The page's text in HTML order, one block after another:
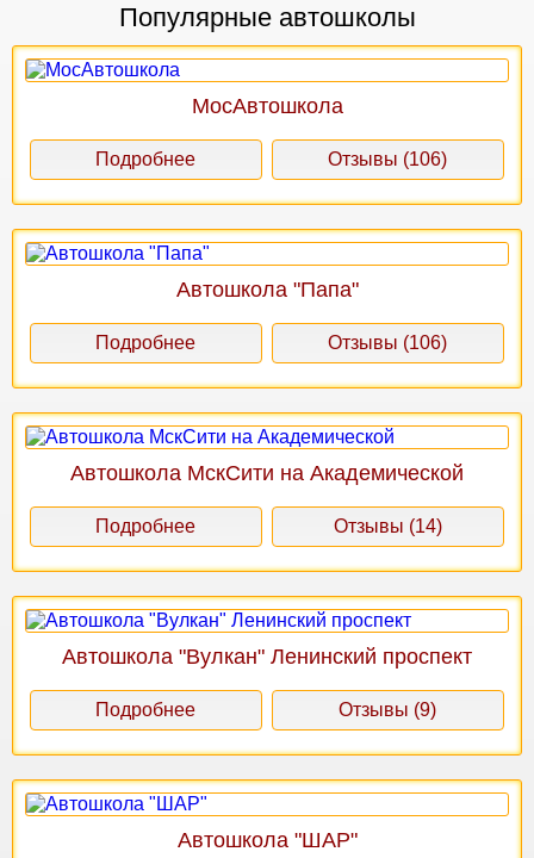
Популярные автошколы
МосАвтошкола
Подробнее Отзывы (106)
Автошкола "Папа"
Подробнее Отзывы (106)
Автошкола МскСити на Академической
Подробнее Отзывы (14)
Автошкола "Вулкан" Ленинский проспект
Подробнее Отзывы (9)
Автошкола "ШАР"